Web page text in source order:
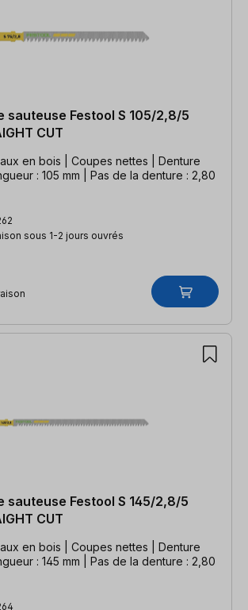
sauteuse Festool S 105/2,8/5
CUT
en bois | Coupes nettes | Denture
: 105 mm | Pas de la denture : 2,80
sous 1-2 jours ouvrés
sauteuse Festool S 145/2,8/5
CUT
en bois | Coupes nettes | Denture
: 145 mm | Pas de la denture : 2,80